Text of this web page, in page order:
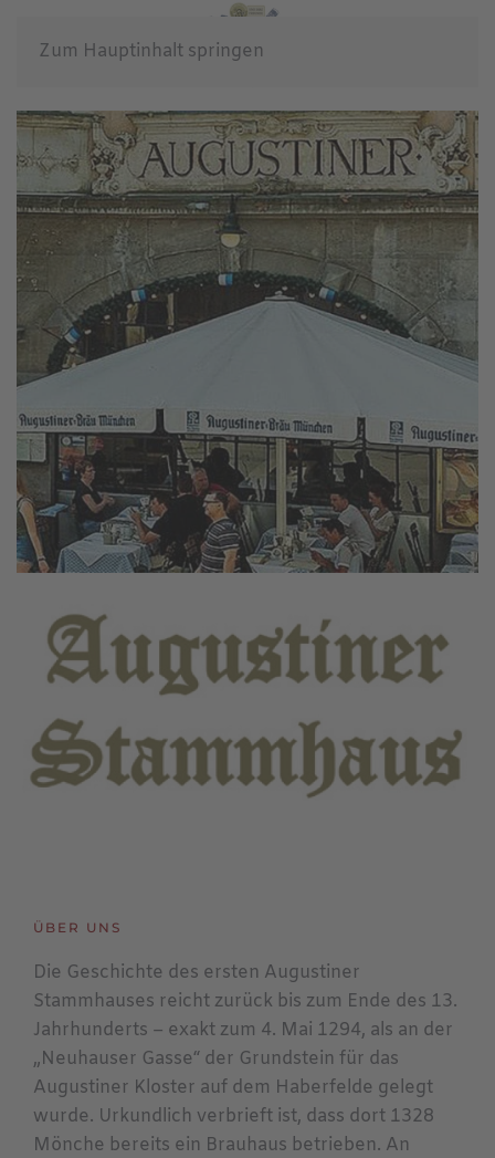
Zum Hauptinhalt springen
ÜBER UNS
Die Geschichte des ersten Augustiner
Stammhauses reicht zurück bis zum Ende des 13.
Jahrhunderts – exakt zum 4. Mai 1294, als an der
„Neuhauser Gasse“ der Grundstein für das
Augustiner Kloster auf dem Haberfelde gelegt
wurde. Urkundlich verbrieft ist, dass dort 1328
Mönche bereits ein Brauhaus betrieben. An